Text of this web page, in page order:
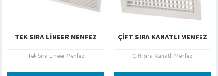
TEK SIRA LINEER MENFEZ
Tek Sıra Lineer Menfez
ÇIFT SIRA KANATLI MENFEZ
Çift Sıra Kanatlı Menfez